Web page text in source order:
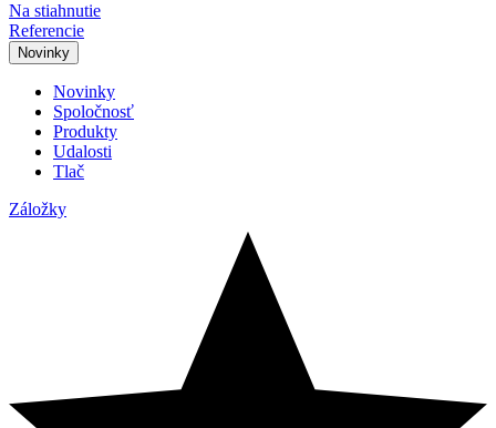
Na stiahnutie
Referencie
Novinky
Novinky
Spoločnosť
Produkty
Udalosti
Tlač
Záložky